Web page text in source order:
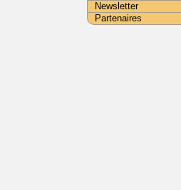
Newsletter
Partenaires